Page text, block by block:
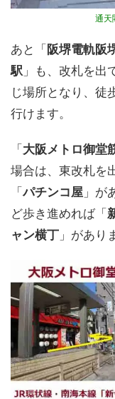
通天
あと「阪堺電軌阪
駅 」も、改札を出
じ場所となり、徒
行けます。
「大阪メトロ御堂
場合は、東改札を
「パチンコ屋 」が
ど歩き進めれば「
ャン横丁 」があり